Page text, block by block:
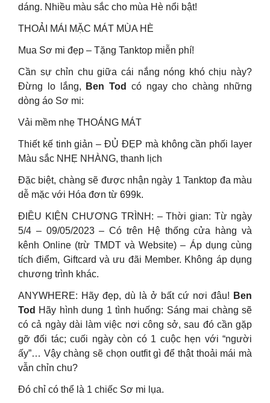
dáng. Nhiều màu sắc cho mùa Hè nổi bật!
THOẢI MÁI MẶC MÁT MÙA HÈ
Mua Sơ mi đẹp – Tặng Tanktop miễn phí!
Cần sự chỉn chu giữa cái nắng nóng khó chịu này?
Đừng lo lắng,
Ben Tod
có ngay cho chàng những
dòng áo Sơ mi:
Vải mềm nhẹ THOÁNG MÁT
Thiết kế tinh giản – ĐỦ ĐẸP mà không cần phối layer
Màu sắc NHẸ NHÀNG, thanh lịch
Đặc biệt, chàng sẽ được nhận ngày 1 Tanktop đa màu
dễ mặc với Hóa đơn từ 699k.
ĐIỀU KIỆN CHƯƠNG TRÌNH: – Thời gian: Từ ngày
5/4 – 09/05/2023 – Có trên Hệ thống cửa hàng và
kênh Online (trừ TMDT và Website) – Áp dụng cùng
tích điểm, Giftcard và ưu đãi Member. Không áp dụng
chương trình khác.
ANYWHERE: Hãy đẹp, dù là ở bất cứ nơi đâu! Ben
Tod Hãy hình dung 1 tình huống: Sáng mai chàng sẽ
có cả ngày dài làm việc nơi công sở, sau đó cần gặp
gỡ đối tác; cuối ngày còn có 1 cuộc hẹn với “người
ấy”… Vậy chàng sẽ chọn outfit gì để thật thoải mái mà
vẫn chỉn chu?
Đó chỉ có thể là 1 chiếc Sơ mi lụa.